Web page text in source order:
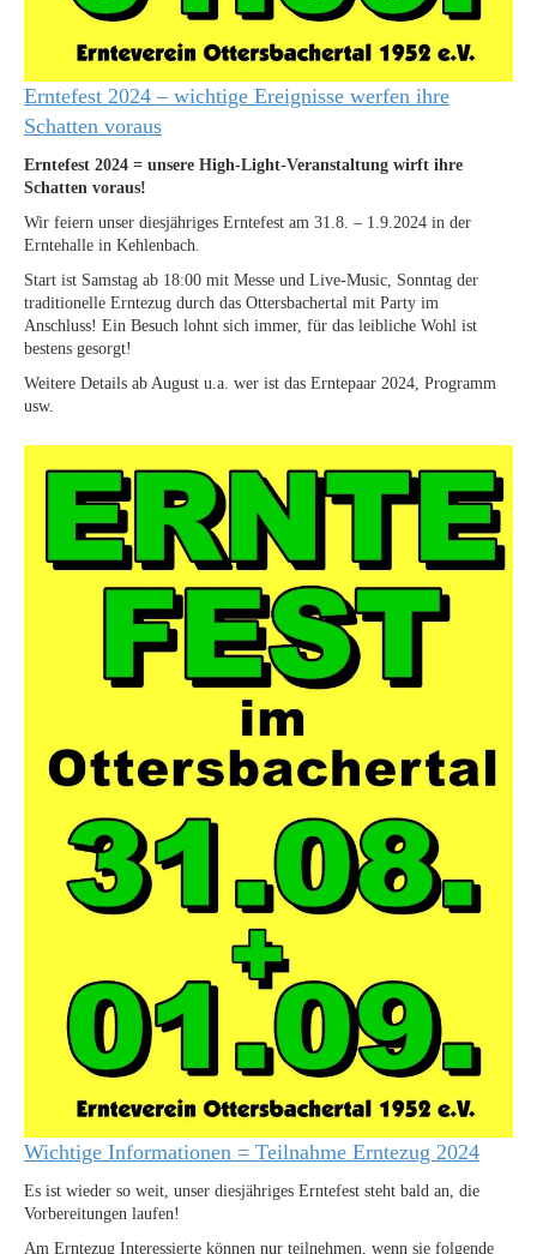
Erntefest 2024 – wichtige Ereignisse werfen ihre
Schatten voraus
Erntefest 2024 = unsere High-Light-Veranstaltung wirft ihre
Schatten voraus!
Wir feiern unser diesjähriges Erntefest am 31.8. – 1.9.2024 in der
Erntehalle in Kehlenbach.
Start ist Samstag ab 18:00 mit Messe und Live-Music, Sonntag der
traditionelle Erntezug durch das Ottersbachertal mit Party im
Anschluss! Ein Besuch lohnt sich immer, für das leibliche Wohl ist
bestens gesorgt!
Weitere Details ab August u.a. wer ist das Erntepaar 2024, Programm
usw.
Wichtige Informationen = Teilnahme Erntezug 2024
Es ist wieder so weit, unser diesjähriges Erntefest steht bald an, die
Vorbereitungen laufen!
Am Erntezug Interessierte können nur teilnehmen, wenn sie folgende